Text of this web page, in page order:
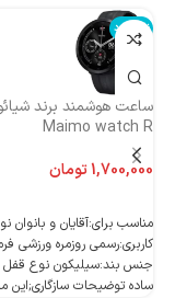
ناموجود
ساعت هوشمند برند
Maimo watch R
تومان
مناسب برای:آقایان و بانوان
کاربری:رسمی روزمره ورزشی
جنس بند:سیلیکون نوع
ساده توضیحات